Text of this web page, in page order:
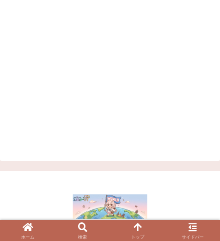
© 2023 VRChatワールド紹介サイト | シアVR.
ホーム 検索 トップ サイドバー